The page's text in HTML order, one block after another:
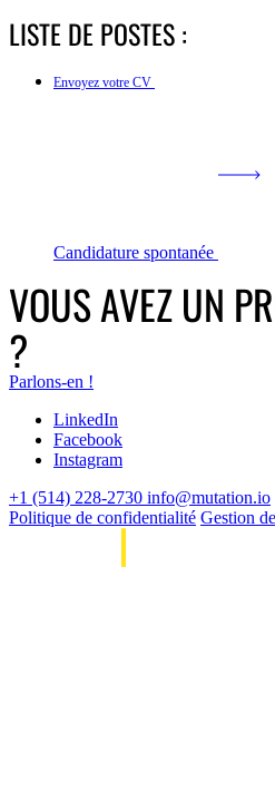
LISTE DE POSTES :
Envoyez votre CV
Candidature spontanée
VOUS AVEZ UN
?
Parlons-en !
LinkedIn
Facebook
Instagram
+1 (514) 228-2730 info@mutation.io
Politique de confidentialité Gestion